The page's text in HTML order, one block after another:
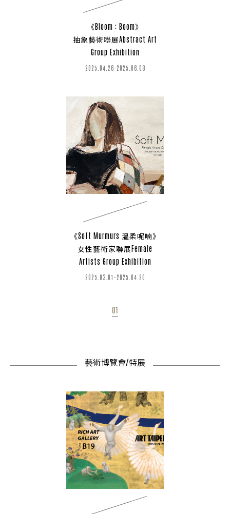
《Bloom : Boom》
抽象藝術聯展Abstract Art
Group Exhibition
2025.04.26-2025.06.08
《Soft Murmurs 溫柔呢喃》
女性藝術家聯展Female
Artists Group Exhibition
2025.03.01-2025.04.20
01
藝術博覽會/特展